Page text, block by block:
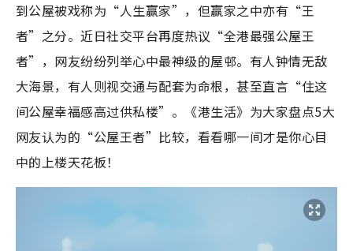
到公屋被戏称为“人生赢家”，但赢家之中亦有“王
者”之分。近日社交平台再度热议“全港最强公屋王
者”，网友纷纷列举心中最神级的屋邨。有人钟情无敌
大海景，有人则视交通与配套为命根，甚至直言“住这
间公屋幸福感高过供私楼”。《港生活》为大家盘点5大
网友认为的“公屋王者”比较，看看哪一间才是你心目
中的上楼天花板！